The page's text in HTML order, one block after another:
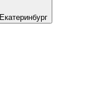
Екатеринбург